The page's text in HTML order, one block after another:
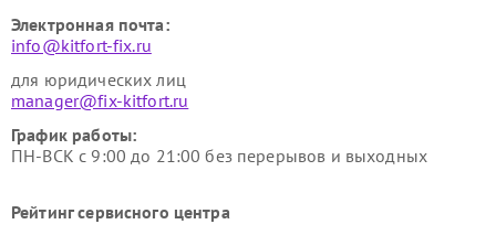
Электронная почта:
info@kitfort-fix.ru
для юридических лиц
manager@fix-kitfort.ru
График работы:
ПН-ВСК с 9:00 до 21:00 без перерывов и выходных
Рейтинг сервисного центра